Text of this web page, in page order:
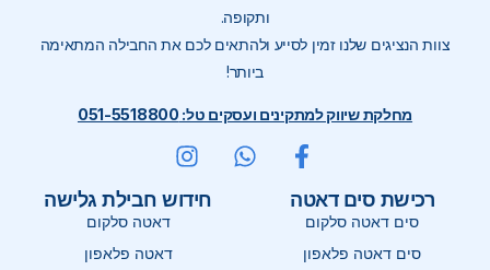
ותקופה.
צוות הנציגים שלנו זמין לסייע ולהתאים לכם את החבילה המתאימה
ביותר!
מחלקת שיווק למתקינים ועסקים טל: 051-5518800
רכישת סים דאטה
סים דאטה סלקום
סים דאטה פלאפון
חידוש חבילת גלישה
דאטה סלקום
דאטה פלאפון